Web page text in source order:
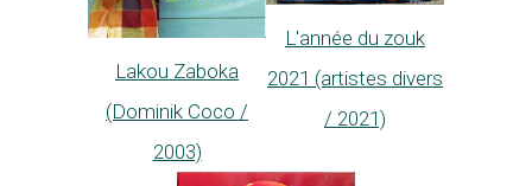
Lakou Zaboka
(Dominik Coco /
2003)
L'année du zouk
2021 (artistes divers
/ 2021)